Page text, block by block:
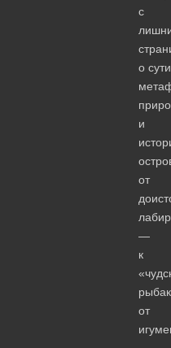
с
о
и
от
—
к
от